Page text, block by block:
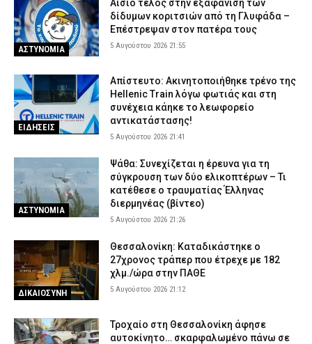
ΑΣΤΥΝΟΜΙΑ
Αίσιο τέλος στην εξαφάνιση των
δίδυμων κοριτσιών από τη Γλυφάδα –
Επέστρεψαν στον πατέρα τους
5 Αυγούστου 2026 21:55
ΕΙΔΗΣΕΙΣ
Απίστευτο: Ακινητοποιήθηκε τρένο της
Hellenic Train λόγω φωτιάς και στη
συνέχεια κάηκε το λεωφορείο
αντικατάστασης!
5 Αυγούστου 2026 21:41
ΑΣΤΥΝΟΜΙΑ
Ψάθα: Συνεχίζεται η έρευνα για τη
σύγκρουση των δύο ελικοπτέρων – Τι
κατέθεσε ο τραυματίας Έλληνας
διερμηνέας (βίντεο)
5 Αυγούστου 2026 21:26
ΔΙΚΑΙΟΣΥΝΗ
Θεσσαλονίκη: Καταδικάστηκε ο
27χρονος τράπερ που έτρεχε με 182
χλμ./ώρα στην ΠΑΘΕ
5 Αυγούστου 2026 21:12
Τροχαίο στη Θεσσαλονίκη άφησε
αυτοκίνητο… σκαρφαλωμένο πάνω σε